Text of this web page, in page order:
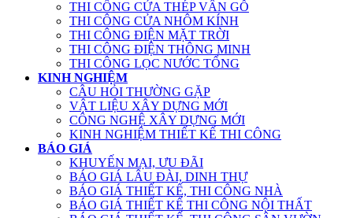
THI CÔNG CỬA THÉP VÂN GỖ
THI CÔNG CỬA NHÔM KÍNH
THI CÔNG ĐIỆN MẶT TRỜI
THI CÔNG ĐIỆN THÔNG MINH
THI CÔNG LỌC NƯỚC TỔNG
KINH NGHIỆM
CÂU HỎI THƯỜNG GẶP
VẬT LIỆU XÂY DỰNG MỚI
CÔNG NGHỆ XÂY DỰNG MỚI
KINH NGHIỆM THIẾT KẾ THI CÔNG
BÁO GIÁ
KHUYẾN MẠI, ƯU ĐÃI
BÁO GIÁ LÂU ĐÀI, DINH THỰ
BÁO GIÁ THIẾT KẾ, THI CÔNG NHÀ
BÁO GIÁ THIẾT KẾ THI CÔNG NỘI THẤT